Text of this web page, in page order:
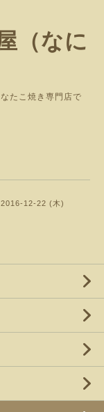
（なに
たこ焼き専門店で
12-22 (木)